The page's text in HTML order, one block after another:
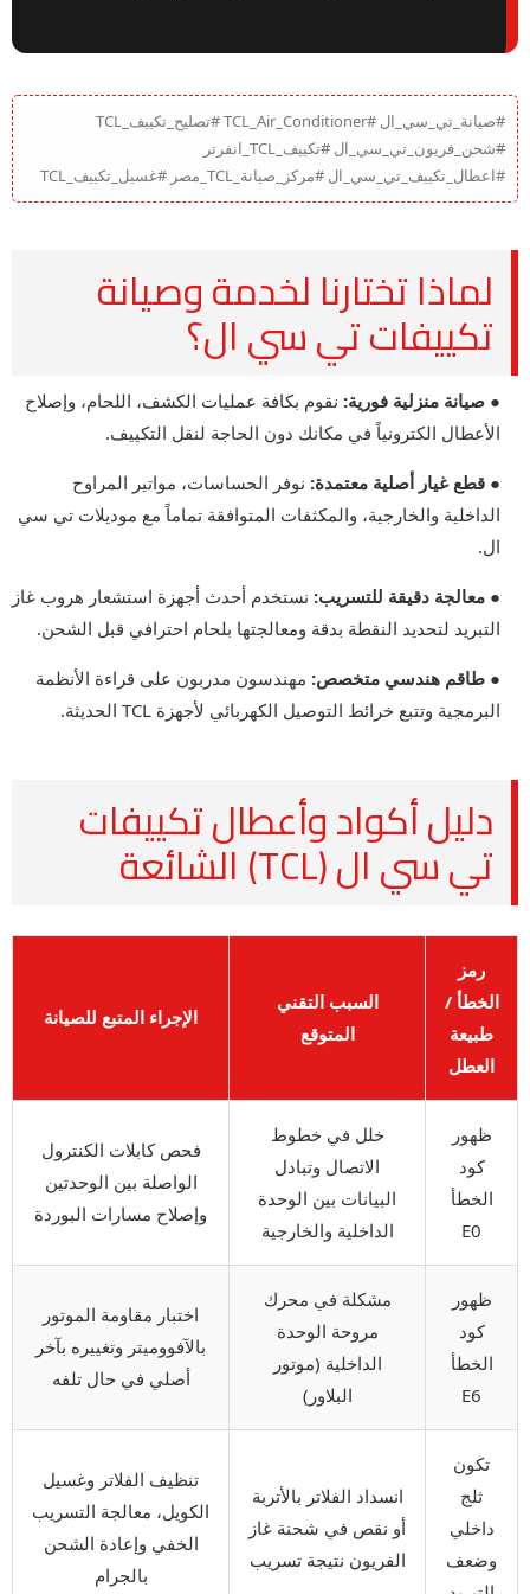
#صيانة_تي_سي_ال #TCL_Air_Conditioner #تصليح_تكييف_TCL
#شحن_فريون_تي_سي_ال #تكييف_TCL_انفرتر
#اعطال_تكييف_تي_سي_ال #مركز_صيانة_TCL_مصر #غسيل_تكييف_TCL
لماذا تختارنا لخدمة وصيانة
تكييفات تي سي ال؟
● صيانة منزلية فورية: نقوم بكافة عمليات الكشف، اللحام، وإصلاح
الأعطال الكترونياً في مكانك دون الحاجة لنقل التكييف.
● قطع غيار أصلية معتمدة: نوفر الحساسات، مواتير المراوح
الداخلية والخارجية، والمكثفات المتوافقة تماماً مع موديلات تي سي
ال.
● معالجة دقيقة للتسريب: نستخدم أحدث أجهزة استشعار هروب غاز
التبريد لتحديد النقطة بدقة ومعالجتها بلحام احترافي قبل الشحن.
● طاقم هندسي متخصص: مهندسون مدربون على قراءة الأنظمة
البرمجية وتتبع خرائط التوصيل الكهربائي لأجهزة TCL الحديثة.
دليل أكواد وأعطال تكييفات
تي سي ال (TCL) الشائعة
رمز
الخطأ /
طبيعة
العطل
السبب التقني
المتوقع
الإجراء المتبع للصيانة
ظهور
كود
الخطأ
E0
خلل في خطوط
الاتصال وتبادل
البيانات بين الوحدة
الداخلية والخارجية
فحص كابلات الكنترول
الواصلة بين الوحدتين
وإصلاح مسارات البوردة
ظهور
كود
الخطأ
E6
مشكلة في محرك
مروحة الوحدة
الداخلية (موتور
البلاور)
اختبار مقاومة الموتور
بالآفووميتر وتغييره بآخر
أصلي في حال تلفه
تكون
ثلج
داخلي
وضعف
انسداد الفلاتر بالأتربة
أو نقص في شحنة غاز
الفريون نتيجة تسريب
تنظيف الفلاتر وغسيل
الكويل، معالجة التسريب
الخفي وإعادة الشحن
بالجرام